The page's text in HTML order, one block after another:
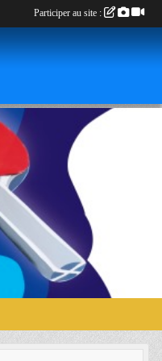
Participer au site :